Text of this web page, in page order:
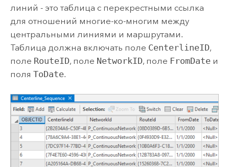
линий - это таблица с перекрестными ссылка
для отношений многие-ко-многим между
центральными линиями и маршрутами.
Таблица должна включать поле CenterlineID,
поле RouteID, поле NetworkID, поле FromDateи
поля ToDate.